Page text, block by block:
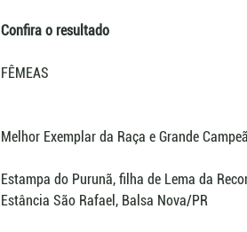
Confira o resultado
FÊMEAS
Melhor Exemplar da Raça e Grande Campeã
Estampa do Purunã, filha de Lema da
Estância São Rafael, Balsa Nova/PR